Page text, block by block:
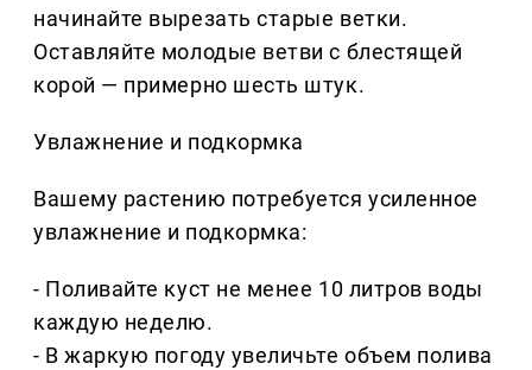
начинайте вырезать старые ветки.
Оставляйте молодые ветви с блестящей
корой — примерно шесть штук.
Увлажнение и подкормка
Вашему растению потребуется усиленное
увлажнение и подкормка:
- Поливайте куст не менее 10 литров воды
каждую неделю.
- В жаркую погоду увеличьте объем полива